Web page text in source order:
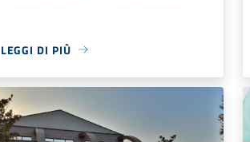
LEGGI DI PIÙ